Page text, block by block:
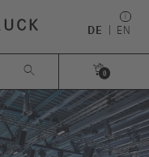
DE EN
 
0